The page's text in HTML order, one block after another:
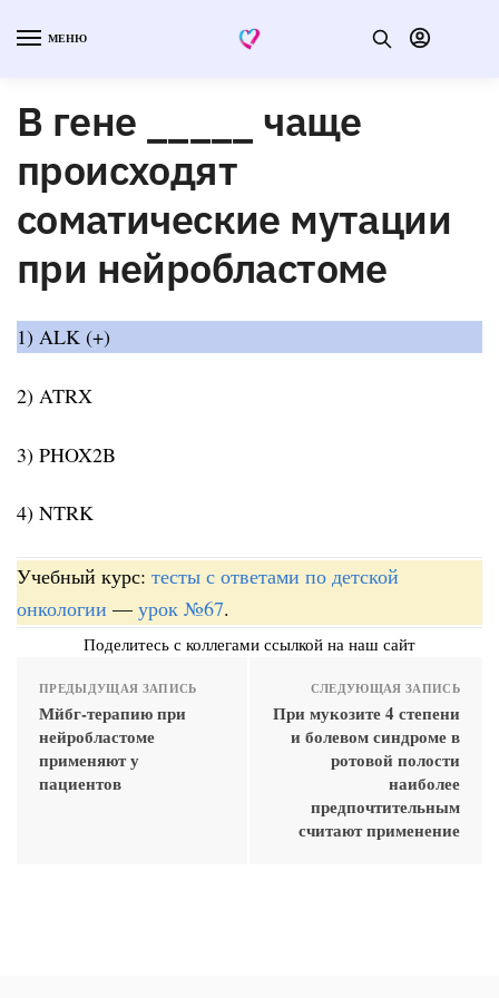
МЕНЮ
В гене _____ чаще
происходят
соматические мутации
при нейробластоме
1) ALK (+)
2) ATRX
3) PHOX2B
4) NTRK
Учебный курс: тесты с ответами по детской
онкологии — урок №67.
Поделитесь с коллегами ссылкой на наш сайт
ПРЕДЫДУЩАЯ ЗАПИСЬ
Мйбг-терапию при
нейробластоме
применяют у
пациентов
СЛЕДУЮЩАЯ ЗАПИСЬ
При мукозите 4 степени
и болевом синдроме в
ротовой полости
наиболее
предпочтительным
считают применение